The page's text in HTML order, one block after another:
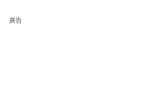
廣告